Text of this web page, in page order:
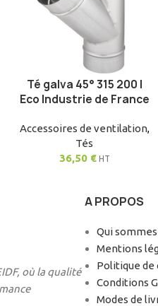
AJOUTER AU PANIER
Té galva 45° 315 200 |
Eco Industrie de France
Accessoires de ventilation,
Tés
36,50 € HT
où la qualité
A PROPOS
Qui
Mentions
Politique
Conditions
Modes de